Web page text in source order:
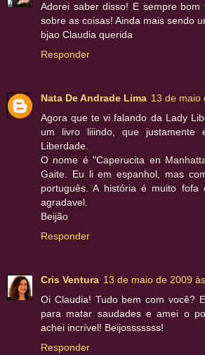
Adorei saber disso! E sempre bom
sobre as coisas! Ainda mais sendo
bjao Claudia querida
Responder
Nata De Andrade Lima 13 de maio
Agora que te vi falando da Lady
um livro liiindo, que justamente
Liberdade.
O nome é "Caperucita en
Gaite. Eu li em espanhol, mas
português. A história é muito
agradavel.
Beijão
Responder
Cris Ventura 13 de maio de 2009
Oi Claudia! Tudo bem com você?
para matar saudades e amei o
achei incrível! Beijosssssss!
Responder